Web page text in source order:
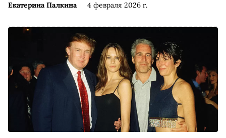
Екатерина Палкина 4 февраля 2026 г.